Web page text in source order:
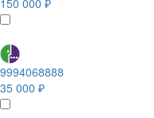
150 000 ₽
9994068888
35 000 ₽